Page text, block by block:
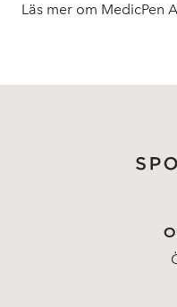
Läs mer om MedicPen